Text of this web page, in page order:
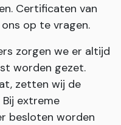
Certificaten van
op te vragen.
zorgen we er altijd
worden gezet.
zetten wij de
extreme
besloten worden